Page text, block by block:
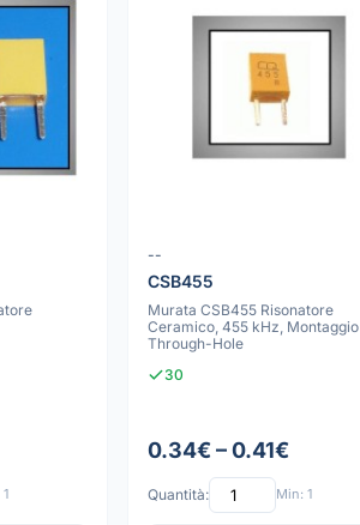
--
CSB455
Murata CSB455 Risonatore
Ceramico, 455 kHz, Montaggio
Through-Hole
30
0.34€ – 0.41€
Quantità: Min: 1